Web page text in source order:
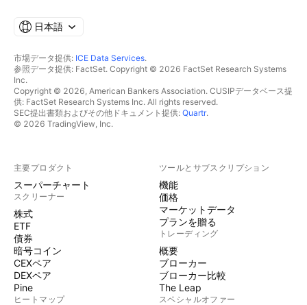
日本語
市場データ提供: ICE Data Services.
参照データ提供: FactSet. Copyright © 2026 FactSet Research Systems
Inc.
Copyright © 2026, American Bankers Association. CUSIPデータベース提
供: FactSet Research Systems Inc. All rights reserved.
SEC提出書類およびその他ドキュメント提供: Quartr.
© 2026 TradingView, Inc.
主要プロダクト
スーパーチャート
スクリーナー
株式
ETF
債券
暗号コイン
CEXペア
DEXペア
Pine
ヒートマップ
ツールとサブスクリプション
機能
価格
マーケットデータ
プランを贈る
トレーディング
概要
ブローカー
ブローカー比較
The Leap
スペシャルオファー